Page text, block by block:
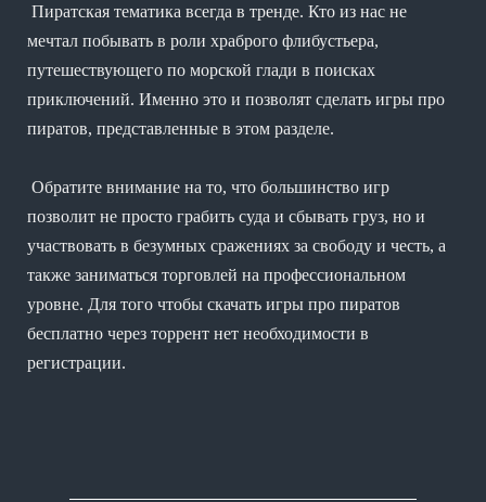
Пиратская тематика всегда в тренде. Кто из нас не
мечтал побывать в роли храброго флибустьера,
путешествующего по морской глади в поисках
приключений. Именно это и позволят сделать игры про
пиратов, представленные в этом разделе.
Обратите внимание на то, что большинство игр
позволит не просто грабить суда и сбывать груз, но и
участвовать в безумных сражениях за свободу и честь, а
также заниматься торговлей на профессиональном
уровне. Для того чтобы скачать игры про пиратов
бесплатно через торрент нет необходимости в
регистрации.